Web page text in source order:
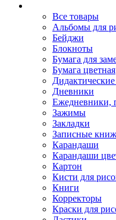
Все товары
Альбомы для
Бейджи
Блокноты
Бумага для
Бумага цветная
Дневники
Ежедневники,
Зажимы
Закладки
Записные
Карандаши
Карандаши
Картон
Кисти для
Книги
Корректоры
Краски для